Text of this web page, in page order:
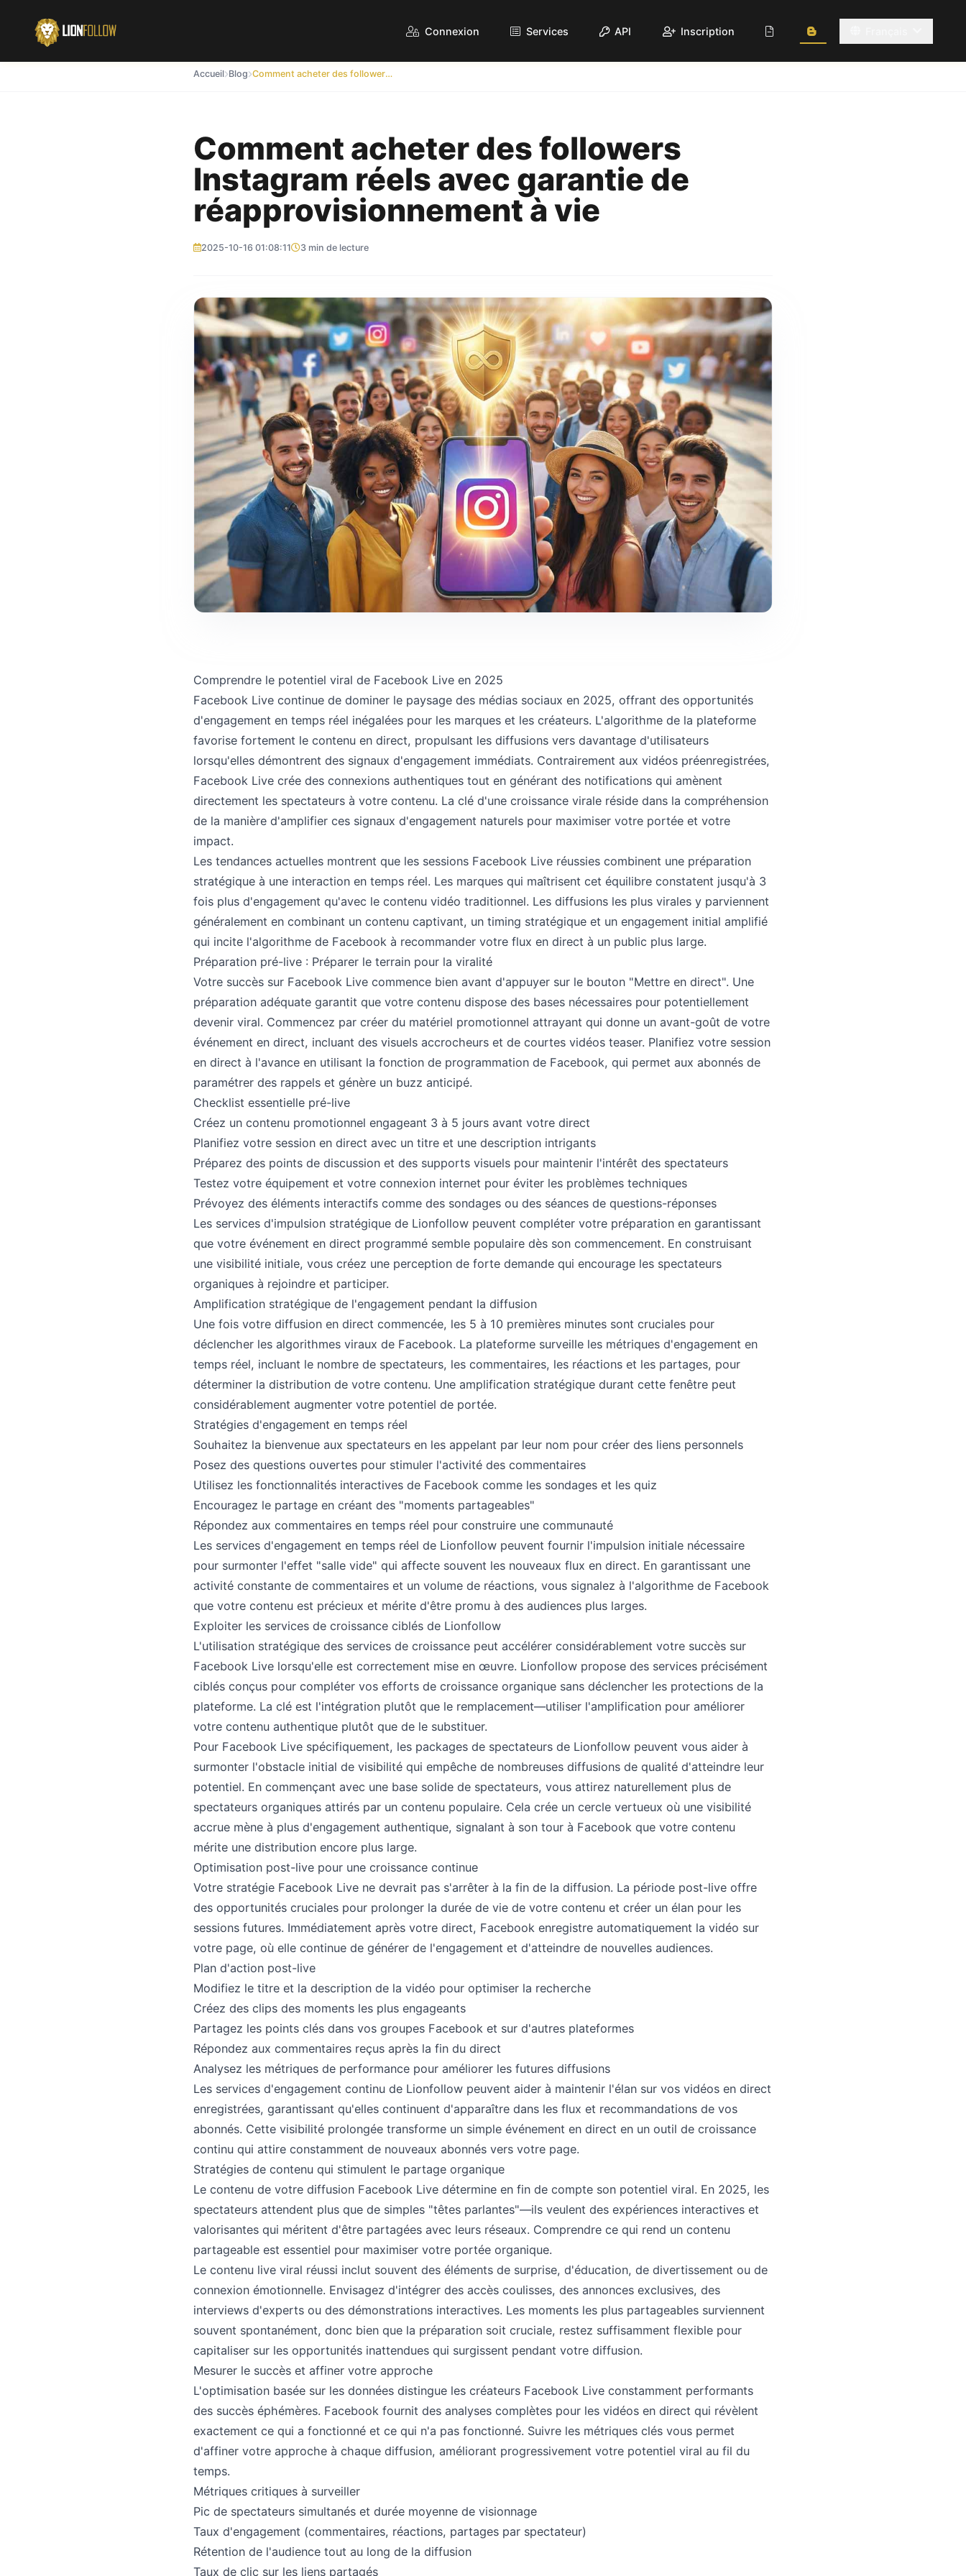
Connexion Services API Inscription
Accueil Blog Comment acheter des followers Instagram réels avec garantie de réapprovisionnement à vie
Comment acheter des followers
Instagram réels avec garantie de
réapprovisionnement à vie
2025-10-16 01:08:11 3 min de lecture
Comprendre le potentiel viral de Facebook Live en 2025
Facebook Live continue de dominer le paysage des médias sociaux en 2025, offrant des opportunités
d'engagement en temps réel inégalées pour les marques et les créateurs. L'algorithme de la plateforme
favorise fortement le contenu en direct, propulsant les diffusions vers davantage d'utilisateurs
lorsqu'elles démontrent des signaux d'engagement immédiats. Contrairement aux vidéos préenregistrées,
Facebook Live crée des connexions authentiques tout en générant des notifications qui amènent
directement les spectateurs à votre contenu. La clé d'une croissance virale réside dans la compréhension
de la manière d'amplifier ces signaux d'engagement naturels pour maximiser votre portée et votre
impact.
Les tendances actuelles montrent que les sessions Facebook Live réussies combinent une préparation
stratégique à une interaction en temps réel. Les marques qui maîtrisent cet équilibre constatent jusqu'à 3
fois plus d'engagement qu'avec le contenu vidéo traditionnel. Les diffusions les plus virales y parviennent
généralement en combinant un contenu captivant, un timing stratégique et un engagement initial amplifié
qui incite l'algorithme de Facebook à recommander votre flux en direct à un public plus large.
Préparation pré-live : Préparer le terrain pour la viralité
Votre succès sur Facebook Live commence bien avant d'appuyer sur le bouton "Mettre en direct". Une
préparation adéquate garantit que votre contenu dispose des bases nécessaires pour potentiellement
devenir viral. Commencez par créer du matériel promotionnel attrayant qui donne un avant-goût de votre
événement en direct, incluant des visuels accrocheurs et de courtes vidéos teaser. Planifiez votre session
en direct à l'avance en utilisant la fonction de programmation de Facebook, qui permet aux abonnés de
paramétrer des rappels et génère un buzz anticipé.
Checklist essentielle pré-live
Créez un contenu promotionnel engageant 3 à 5 jours avant votre direct
Planifiez votre session en direct avec un titre et une description intrigants
Préparez des points de discussion et des supports visuels pour maintenir l'intérêt des spectateurs
Testez votre équipement et votre connexion internet pour éviter les problèmes techniques
Prévoyez des éléments interactifs comme des sondages ou des séances de questions-réponses
Les services d'impulsion stratégique de Lionfollow peuvent compléter votre préparation en garantissant
que votre événement en direct programmé semble populaire dès son commencement. En construisant
une visibilité initiale, vous créez une perception de forte demande qui encourage les spectateurs
organiques à rejoindre et participer.
Amplification stratégique de l'engagement pendant la diffusion
Une fois votre diffusion en direct commencée, les 5 à 10 premières minutes sont cruciales pour
déclencher les algorithmes viraux de Facebook. La plateforme surveille les métriques d'engagement en
temps réel, incluant le nombre de spectateurs, les commentaires, les réactions et les partages, pour
déterminer la distribution de votre contenu. Une amplification stratégique durant cette fenêtre peut
considérablement augmenter votre potentiel de portée.
Stratégies d'engagement en temps réel
Souhaitez la bienvenue aux spectateurs en les appelant par leur nom pour créer des liens personnels
Posez des questions ouvertes pour stimuler l'activité des commentaires
Utilisez les fonctionnalités interactives de Facebook comme les sondages et les quiz
Encouragez le partage en créant des "moments partageables"
Répondez aux commentaires en temps réel pour construire une communauté
Les services d'engagement en temps réel de Lionfollow peuvent fournir l'impulsion initiale nécessaire
pour surmonter l'effet "salle vide" qui affecte souvent les nouveaux flux en direct. En garantissant une
activité constante de commentaires et un volume de réactions, vous signalez à l'algorithme de Facebook
que votre contenu est précieux et mérite d'être promu à des audiences plus larges.
Exploiter les services de croissance ciblés de Lionfollow
L'utilisation stratégique des services de croissance peut accélérer considérablement votre succès sur
Facebook Live lorsqu'elle est correctement mise en œuvre. Lionfollow propose des services précisément
ciblés conçus pour compléter vos efforts de croissance organique sans déclencher les protections de la
plateforme. La clé est l'intégration plutôt que le remplacement—utiliser l'amplification pour améliorer
votre contenu authentique plutôt que de le substituer.
Pour Facebook Live spécifiquement, les packages de spectateurs de Lionfollow peuvent vous aider à
surmonter l'obstacle initial de visibilité qui empêche de nombreuses diffusions de qualité d'atteindre leur
potentiel. En commençant avec une base solide de spectateurs, vous attirez naturellement plus de
spectateurs organiques attirés par un contenu populaire. Cela crée un cercle vertueux où une visibilité
accrue mène à plus d'engagement authentique, signalant à son tour à Facebook que votre contenu
mérite une distribution encore plus large.
Optimisation post-live pour une croissance continue
Votre stratégie Facebook Live ne devrait pas s'arrêter à la fin de la diffusion. La période post-live offre
des opportunités cruciales pour prolonger la durée de vie de votre contenu et créer un élan pour les
sessions futures. Immédiatement après votre direct, Facebook enregistre automatiquement la vidéo sur
votre page, où elle continue de générer de l'engagement et d'atteindre de nouvelles audiences.
Plan d'action post-live
Modifiez le titre et la description de la vidéo pour optimiser la recherche
Créez des clips des moments les plus engageants
Partagez les points clés dans vos groupes Facebook et sur d'autres plateformes
Répondez aux commentaires reçus après la fin du direct
Analysez les métriques de performance pour améliorer les futures diffusions
Les services d'engagement continu de Lionfollow peuvent aider à maintenir l'élan sur vos vidéos en direct
enregistrées, garantissant qu'elles continuent d'apparaître dans les flux et recommandations de vos
abonnés. Cette visibilité prolongée transforme un simple événement en direct en un outil de croissance
continu qui attire constamment de nouveaux abonnés vers votre page.
Stratégies de contenu qui stimulent le partage organique
Le contenu de votre diffusion Facebook Live détermine en fin de compte son potentiel viral. En 2025, les
spectateurs attendent plus que de simples "têtes parlantes"—ils veulent des expériences interactives et
valorisantes qui méritent d'être partagées avec leurs réseaux. Comprendre ce qui rend un contenu
partageable est essentiel pour maximiser votre portée organique.
Le contenu live viral réussi inclut souvent des éléments de surprise, d'éducation, de divertissement ou de
connexion émotionnelle. Envisagez d'intégrer des accès coulisses, des annonces exclusives, des
interviews d'experts ou des démonstrations interactives. Les moments les plus partageables surviennent
souvent spontanément, donc bien que la préparation soit cruciale, restez suffisamment flexible pour
capitaliser sur les opportunités inattendues qui surgissent pendant votre diffusion.
Mesurer le succès et affiner votre approche
L'optimisation basée sur les données distingue les créateurs Facebook Live constamment performants
des succès éphémères. Facebook fournit des analyses complètes pour les vidéos en direct qui révèlent
exactement ce qui a fonctionné et ce qui n'a pas fonctionné. Suivre les métriques clés vous permet
d'affiner votre approche à chaque diffusion, améliorant progressivement votre potentiel viral au fil du
temps.
Métriques critiques à surveiller
Pic de spectateurs simultanés et durée moyenne de visionnage
Taux d'engagement (commentaires, réactions, partages par spectateur)
Rétention de l'audience tout au long de la diffusion
Taux de clic sur les liens partagés